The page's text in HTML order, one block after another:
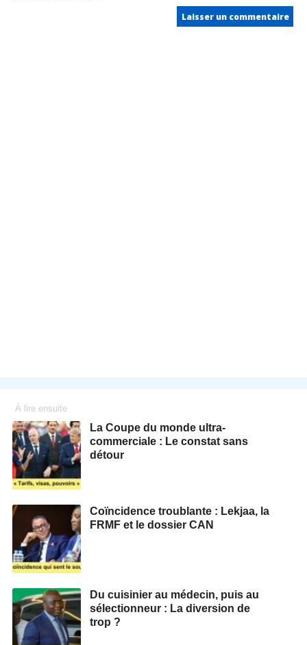
À lire ensuite
La Coupe du monde ultra-
commerciale : Le constat sans
détour
Coïncidence troublante : Lekjaa, la
FRMF et le dossier CAN
Du cuisinier au médecin, puis au
sélectionneur : La diversion de
trop ?